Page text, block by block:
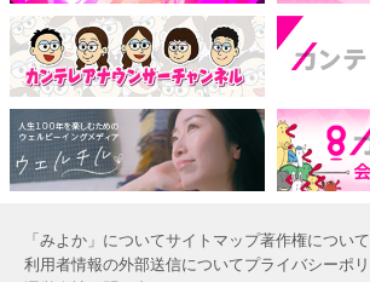
「みよか」についてサイトマップ著作権について
利用者情報の外部送信についてプライバシーポ